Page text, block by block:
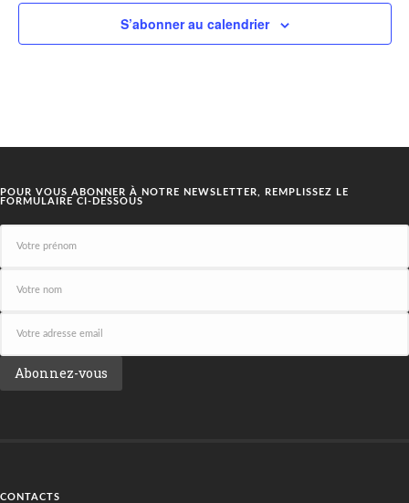
S’abonner au calendrier
POUR VOUS ABONNER À NOTRE NEWSLETTER, REMPLISSEZ LE
FORMULAIRE CI-DESSOUS
CONTACTS